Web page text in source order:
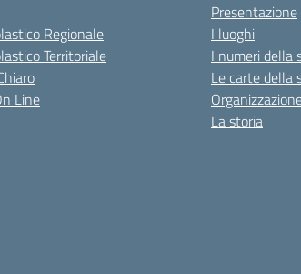
Regionale
Territoriale
Line
Presentazione
I luoghi
I numeri della
Le carte della
La storia